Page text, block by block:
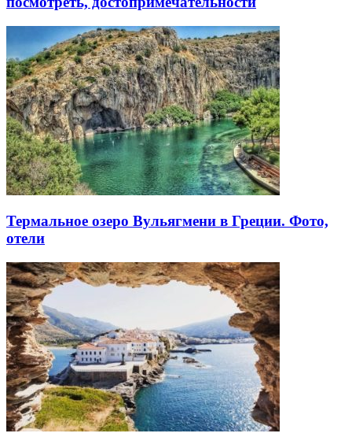
Термальное озеро Вульягмени в Греции. Фото,
отели